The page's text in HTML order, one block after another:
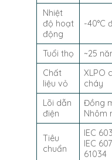
Nhiệt
độ hoạt
động
-40°C
Tuổi thọ
~25
Chất
liệu vỏ
XLPO
cháy
Lõi dẫn
điện
Đồng
Nhôm
Tiêu
chuẩn
IEC
IEC
61034